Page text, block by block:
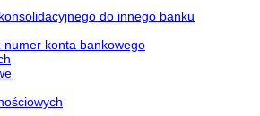
do innego banku
konta bankowego